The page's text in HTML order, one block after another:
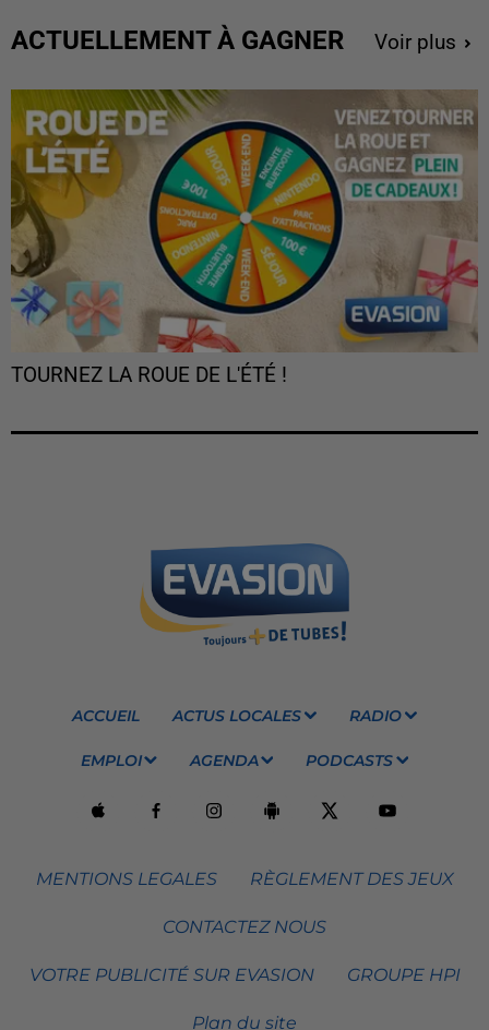
ACTUELLEMENT À GAGNER Voir plus
TOURNEZ LA ROUE DE L'ÉTÉ !
ACCUEIL ACTUS LOCALES RADIO
EMPLOI AGENDA PODCASTS
MENTIONS LEGALES RÈGLEMENT DES JEUX
CONTACTEZ NOUS
VOTRE PUBLICITÉ SUR EVASION GROUPE HPI
Plan du site